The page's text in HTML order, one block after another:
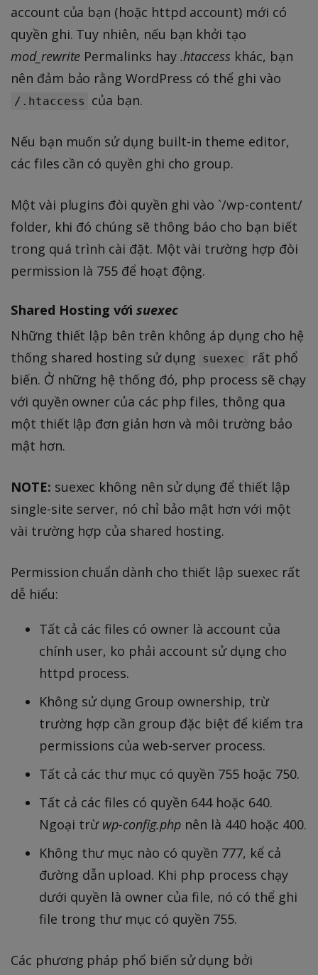
account của bạn (hoặc httpd account) mới có
quyền ghi. Tuy nhiên, nếu bạn khởi tạo
mod_rewrite Permalinks hay .htaccess khác, bạn
nên đảm bảo rằng WordPress có thể ghi vào
/.htaccess của bạn.
Nếu bạn muốn sử dụng built-in theme editor,
các files cần có quyền ghi cho group.
Một vài plugins đòi quyền ghi vào `/wp-content/
folder, khi đó chúng sẽ thông báo cho bạn biết
trong quá trình cài đặt. Một vài trường hợp đòi
permission là 755 để hoạt động.
Shared Hosting với suexec
Những thiết lập bên trên không áp dụng cho hệ
thống shared hosting sử dụng suexec
rất phổ
biến. Ở những hệ thống đó, php process sẽ chạy
với quyền owner của các php files, thông qua
một thiết lập đơn giản hơn và môi trường bảo
mật hơn.
NOTE: suexec không nên sử dụng để thiết lập
single-site server, nó chỉ bảo mật hơn với một
vài trường hợp của shared hosting.
Permission chuẩn dành cho thiết lập suexec rất
dễ hiểu:
Tất cả các files có owner là account của
chính user, ko phải account sử dụng cho
httpd process.
Không sử dụng Group ownership, trừ
trường hợp cần group đặc biệt để kiểm tra
permissions của web-server process.
Tất cả các thư mục có quyền 755 hoặc 750.
Tất cả các files có quyền 644 hoặc 640.
Ngoại trừ wp-config.php nên là 440 hoặc 400.
Không thư mục nào có quyền 777, kể cả
đường dẫn upload. Khi php process chạy
dưới quyền là owner của file, nó có thể ghi
file trong thư mục có quyền 755.
Các phương pháp phổ biến sử dụng bởi